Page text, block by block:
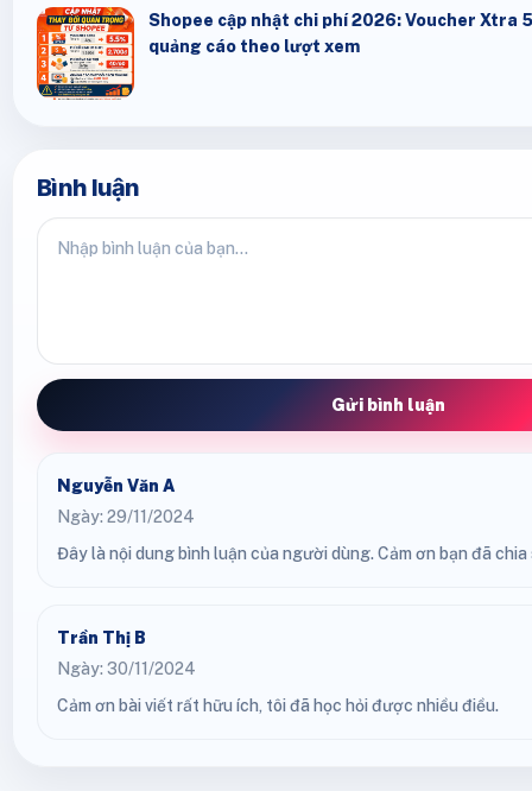
Shopee cập nhật chi phí 2026: Voucher Xtra
quảng cáo theo lượt xem
Bình luận
Gửi bình luận
Nguyễn Văn A
Ngày: 29/11/2024
Đây là nội dung bình luận của người dùng. Cảm ơn bạn đã chia
Trần Thị B
Ngày: 30/11/2024
Cảm ơn bài viết rất hữu ích, tôi đã học hỏi được nhiều điều.